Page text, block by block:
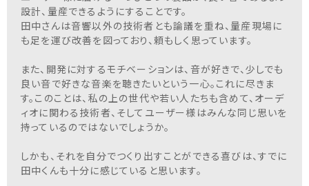
設計、量産できるようにすることです。
田中さんは音響以外の技術者とも論議を重ね、量産現場に
も足を運び改善を図っており、頼もしく思っています。
また、開発に対するモチベーションは、音が好きで、少しでも
良い音で好きな音楽を聴きたいという一心。これに尽きま
す。このことは、私の上の世代や若い人たちも含めて、オーデ
ィオに関わる技術者、そしてユーザー様はみんな同じ思いを
持っているのではないでしょうか。
しかも、それを自分でつくり出すことができる喜びは、すでに
田中くんも十分に感じていると思います。